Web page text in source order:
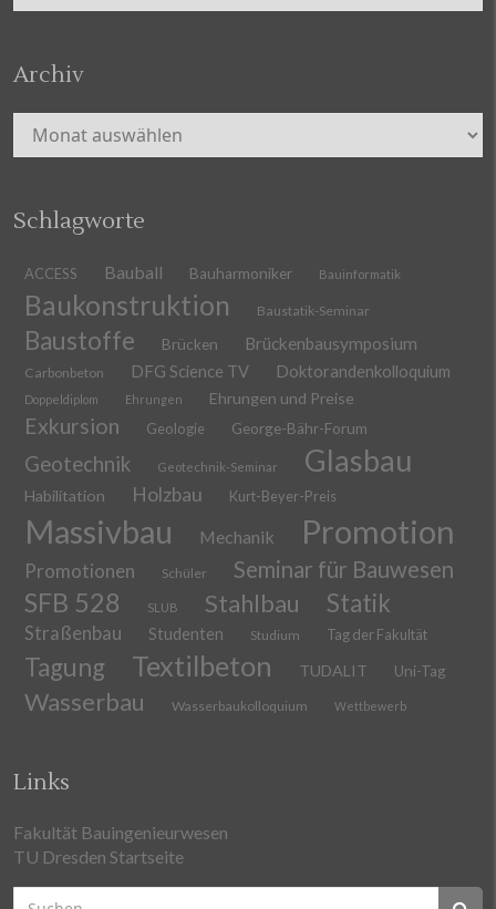
Archiv
Archiv
Schlagworte
ACCESS Bauball Bauharmoniker Bauinformatik
Baukonstruktion Baustatik-Seminar
Baustoffe Brücken Brückenbausymposium
Carbonbeton DFG Science TV Doktorandenkolloquium
Doppeldiplom Ehrungen Ehrungen und Preise
Exkursion Geologie George-Bähr-Forum
Geotechnik Geotechnik-Seminar Glasbau
Habilitation Holzbau Kurt-Beyer-Preis
Massivbau Mechanik Promotion
Promotionen Schüler Seminar für Bauwesen
SFB 528 SLUB Stahlbau Statik
Straßenbau Studenten Studium Tag der Fakultät
Tagung Textilbeton TUDALIT Uni-Tag
Wasserbau Wasserbaukolloquium Wettbewerb
Links
Fakultät Bauingenieurwesen
TU Dresden Startseite
Suchen